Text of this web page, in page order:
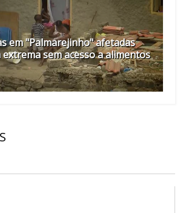
em "Palmarejinho" afetadas
sem acesso a alimentos